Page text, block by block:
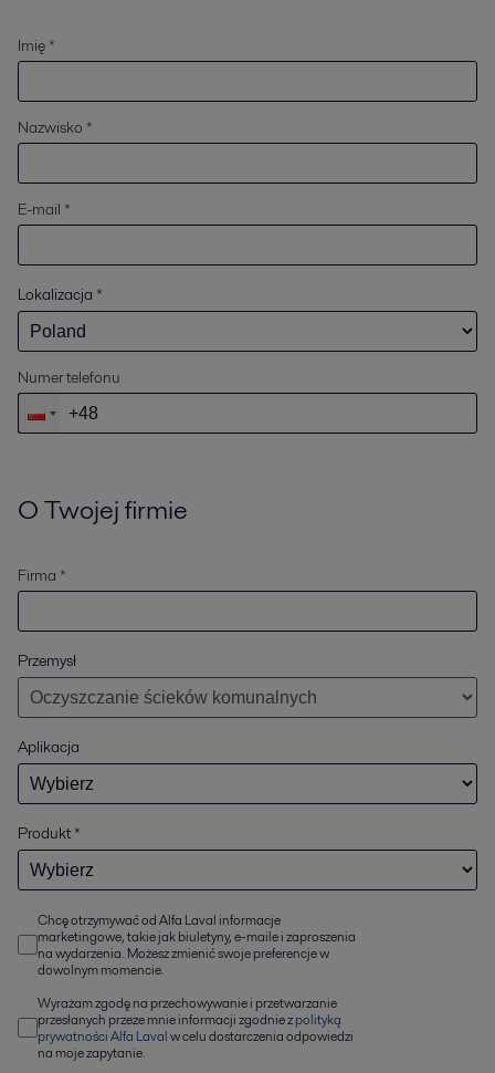
Imię *
Nazwisko *
E-mail *
Lokalizacja *
Numer telefonu
O Twojej firmie
Firma *
Przemysł
Aplikacja
Produkt*
Chcę otrzymywać od Alfa Laval informacje
marketingowe, takie jak biuletyny, e-maile i zaproszenia
na wydarzenia. Możesz zmienić swoje preferencje w
dowolnym momencie.
Wyrażam zgodę na przechowywanie i przetwarzanie
przesłanych przeze mnie informacji zgodnie zpolityką
prywatności Alfa Lavalw celu dostarczenia odpowiedzi
na moje zapytanie.